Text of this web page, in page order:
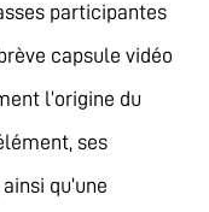
participantes
capsule vidéo
l’origine du
ses
qu’une